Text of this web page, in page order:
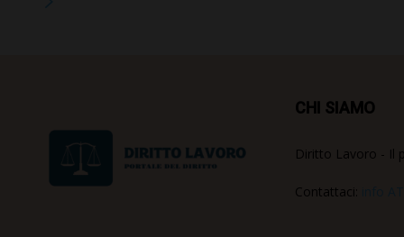
CHI SIAMO
Diritto Lavoro - Il
Contattaci: